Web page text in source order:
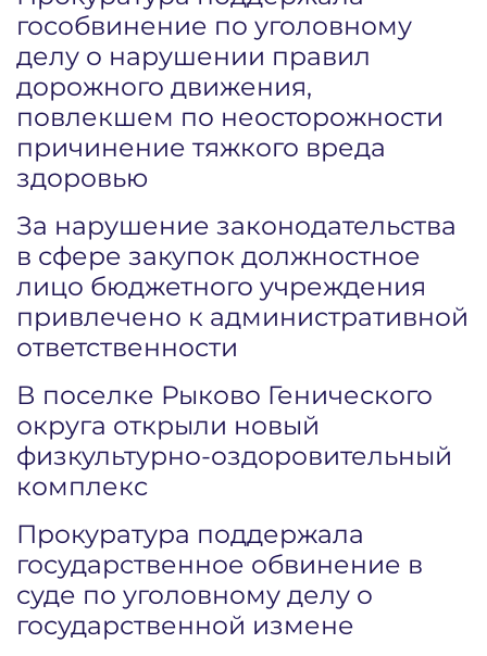
гособвинение по уголовному
делу о нарушении правил
дорожного движения,
повлекшем по неосторожности
причинение тяжкого вреда
здоровью
За нарушение законодательства
в сфере закупок должностное
лицо бюджетного учреждения
привлечено к административной
ответственности
В поселке Рыково Генического
округа открыли новый
физкультурно-оздоровительный
комплекс
Прокуратура поддержала
государственное обвинение в
суде по уголовному делу о
государственной измене